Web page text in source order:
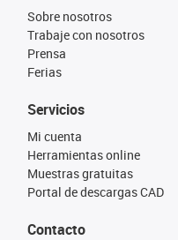
Sobre nosotros
Trabaje con nosotros
Prensa
Ferias
Servicios
Mi cuenta
Herramientas online
Muestras gratuitas
Portal de descargas CAD
Contacto